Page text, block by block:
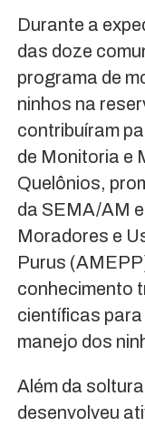
Durante a
das doze
programa de
ninhos na
contribuíram
de Monitoria e
Quelônios,
da SEMA/AM
Moradores e
Purus
conhecimento
científicas
manejo dos
Além da
desenvolveu